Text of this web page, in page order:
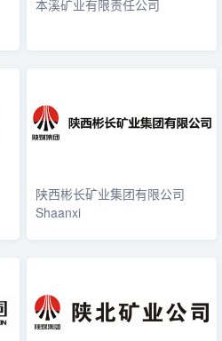
本溪矿业有限责任公司
陕西彬长矿业集团有限公司
Shaanxi